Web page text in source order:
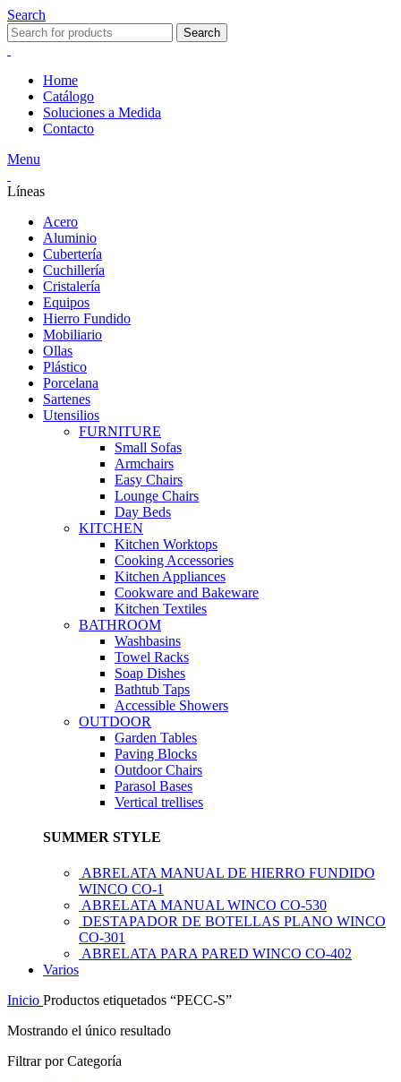
Search
Search
Home
Catálogo
Soluciones a Medida
Contacto
Menu
Líneas
Acero
Aluminio
Cubertería
Cuchillería
Cristalería
Equipos
Hierro Fundido
Mobiliario
Ollas
Plástico
Porcelana
Sartenes
Utensilios
FURNITURE
Small Sofas
Armchairs
Easy Chairs
Lounge Chairs
Day Beds
KITCHEN
Kitchen Worktops
Cooking Accessories
Kitchen Appliances
Cookware and Bakeware
Kitchen Textiles
BATHROOM
Washbasins
Towel Racks
Soap Dishes
Bathtub Taps
Accessible Showers
OUTDOOR
Garden Tables
Paving Blocks
Outdoor Chairs
Parasol Bases
Vertical trellises
SUMMER STYLE
ABRELATA MANUAL DE HIERRO FUNDIDO
WINCO CO-1
ABRELATA MANUAL WINCO CO-530
DESTAPADOR DE BOTELLAS PLANO WINCO
CO-301
ABRELATA PARA PARED WINCO CO-402
Varios
Inicio Productos etiquetados “PECC-S”
Mostrando el único resultado
Filtrar por Categoría